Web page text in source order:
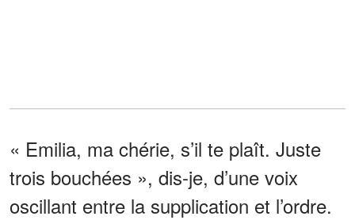
« Emilia, ma chérie, s’il te plaît. Juste
trois bouchées », dis-je, d’une voix
oscillant entre la supplication et l’ordre.